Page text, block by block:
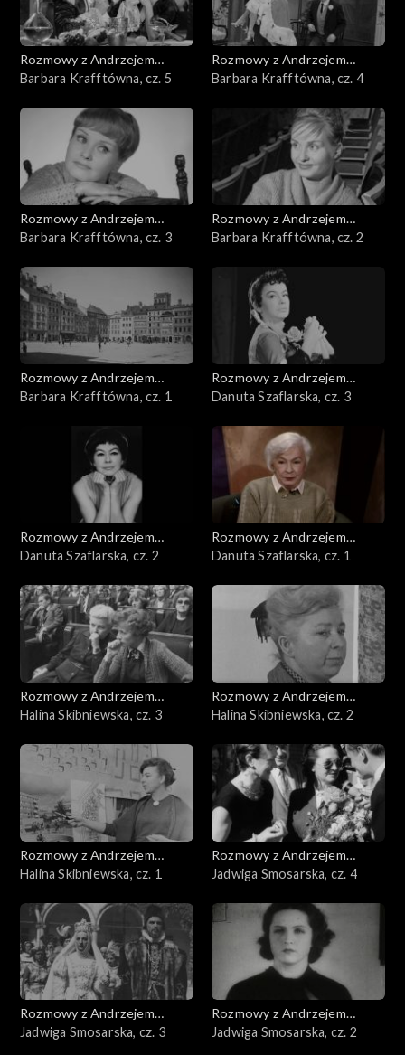
Rozmowy z Andrzejem
Doboszem
Barbara Krafftówna, cz. 5
Rozmowy z Andrzejem
Doboszem
Barbara Krafftówna, cz. 4
Rozmowy z Andrzejem
Doboszem
Barbara Krafftówna, cz. 3
Rozmowy z Andrzejem
Doboszem
Barbara Krafftówna, cz. 2
Rozmowy z Andrzejem
Doboszem
Barbara Krafftówna, cz. 1
Rozmowy z Andrzejem
Doboszem
Danuta Szaflarska, cz. 3
Rozmowy z Andrzejem
Doboszem
Danuta Szaflarska, cz. 2
Rozmowy z Andrzejem
Doboszem
Danuta Szaflarska, cz. 1
Rozmowy z Andrzejem
Doboszem
Halina Skibniewska, cz. 3
Rozmowy z Andrzejem
Doboszem
Halina Skibniewska, cz. 2
Rozmowy z Andrzejem
Doboszem
Halina Skibniewska, cz. 1
Rozmowy z Andrzejem
Doboszem
Jadwiga Smosarska, cz. 4
Rozmowy z Andrzejem
Doboszem
Jadwiga Smosarska, cz. 3
Rozmowy z Andrzejem
Doboszem
Jadwiga Smosarska, cz. 2